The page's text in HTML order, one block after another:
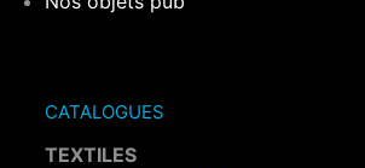
CATALOGUES
TEXTILES